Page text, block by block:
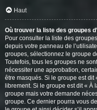
Haut
Où trouver la liste des groupes
Pour consulter la liste des
depuis votre panneau de
groupes, sélectionnez le groupe
Toutefois, tous les groupes ne
nécessiter une approbation,
être masqués. Si le groupe est
librement. Si le groupe est dit «
groupe mais votre demande
groupe. Ce dernier pourra vous